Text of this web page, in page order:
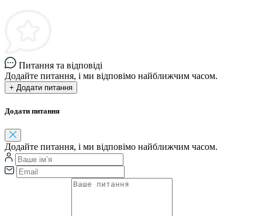
Питання та відповіді
Додайте питання, і ми відповімо найближчим часом.
+ Додати питання
Додати питання
Додайте питання, і ми відповімо найближчим часом.